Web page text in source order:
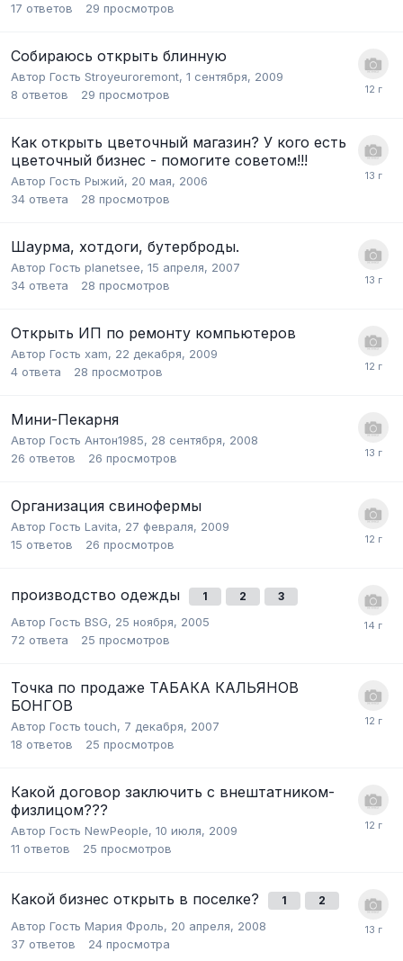
17 ответов 29 просмотров
Собираюсь открыть блинную
Автор Гость Stroyeuroremont, 1 сентября, 2009
8 ответов 29 просмотров
Как открыть цветочный магазин? У кого есть
цветочный бизнес - помогите советом!!!
Автор Гость Рыжий, 20 мая, 2006
34 ответа 28 просмотров
Шаурма, хотдоги, бутерброды.
Автор Гость planetsee, 15 апреля, 2007
34 ответа 28 просмотров
Открыть ИП по ремонту компьютеров
Автор Гость xam, 22 декабря, 2009
4 ответа 28 просмотров
Мини-Пекарня
Автор Гость Антон1985, 28 сентября, 2008
26 ответов 26 просмотров
Организация свинофермы
Автор Гость Lavita, 27 февраля, 2009
15 ответов 26 просмотров
производство одежды 1 2 3
Автор Гость BSG, 25 ноября, 2005
72 ответа 25 просмотров
Точка по продаже ТАБАКА КАЛЬЯНОВ
БОНГОВ
Автор Гость touch, 7 декабря, 2007
18 ответов 25 просмотров
Какой договор заключить с внештатником-
физлицом???
Автор Гость NewPeople, 10 июля, 2009
11 ответов 25 просмотров
Какой бизнес открыть в поселке? 1 2
Автор Гость Мария Фроль, 20 апреля, 2008
37 ответов 24 просмотра